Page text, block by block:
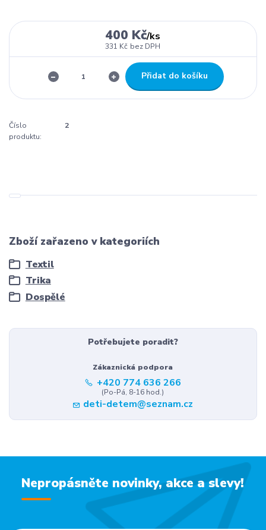
400 Kč/ks
331 Kč bez DPH
Přidat do košíku
Číslo
produktu:
2
Zboží zařazeno v kategoriích
Textil
Trika
Dospělé
Potřebujete poradit?
Zákaznická podpora
+420 774 636 266
(Po-Pá, 8-16 hod.)
deti-detem@seznam.cz
Nepropásněte novinky, akce a slevy!